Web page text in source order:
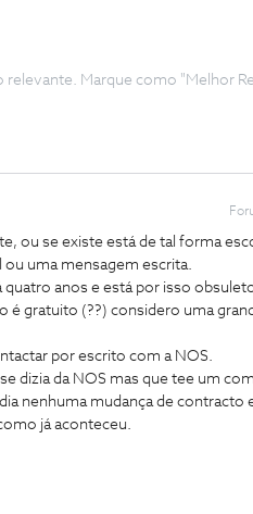
Marque como "Melhor
ou se existe está de tal forma
ou uma mensagem escrita.
quatro anos e está por isso
gratuito (??) considero uma
por escrito com a NOS.
dizia da NOS mas que tee um
nenhuma mudança de contracto
já aconteceu.